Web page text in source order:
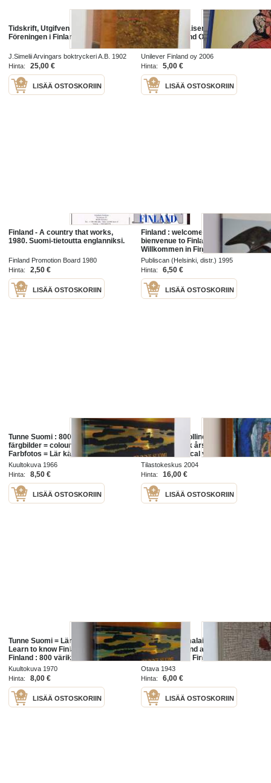
Tidskrift, Utgifven af Juridiska
Föreningen i Finland 1902
J.Simelii Arvingars boktryckeri A.B. 1902
Hinta:
25,00 €
LISÄÄ OSTOSKORIIN
Viikonloppu naisen kanssa.
Unilever Finland Oy.
Unilever Finland oy 2006
Hinta:
5,00 €
LISÄÄ OSTOSKORIIN
Finland - A country that works,
1980. Suomi-tietoutta englanniksi.
Finland Promotion Board 1980
Hinta:
2,50 €
LISÄÄ OSTOSKORIIN
Finland : welcome to Finland =
bienvenue to Finlande =
Willkommen in Finland 1995
Publiscan (Helsinki, distr.) 1995
Hinta:
6,50 €
LISÄÄ OSTOSKORIIN
Tunne Suomi : 800 värikuvaa =
färgbilder = colour pictures =
Farbfotos = Lär känna Finland =
Learn to know Finland = Kenne
Finland
Kuultokuva 1966
Hinta:
8,50 €
LISÄÄ OSTOSKORIIN
Suomen tilastollinen vuosikirja
2004 Statistisk årsbok för Finland
2004 = Statistical yearbook of
Finland 2004 - Statistisk årsbok för
Finland 2004 - Statistical ...
Tilastokeskus 2004
Hinta:
16,00 €
LISÄÄ OSTOSKORIIN
Tunne Suomi = Lär känna Finland =
Learn to know Finland = Kenne
Finland : 800 värikuvaa = färgbilder
= colour pictures = Farbfotos
Kuultokuva 1970
Hinta:
8,00 €
LISÄÄ OSTOSKORIIN
Suomi ja suomalaiset - Finland och
finnarna. Finland and the Finns. La
Finlande et les Finlandais. Finland
und die Finnen
Otava 1943
Hinta:
6,00 €
LISÄÄ OSTOSKORIIN